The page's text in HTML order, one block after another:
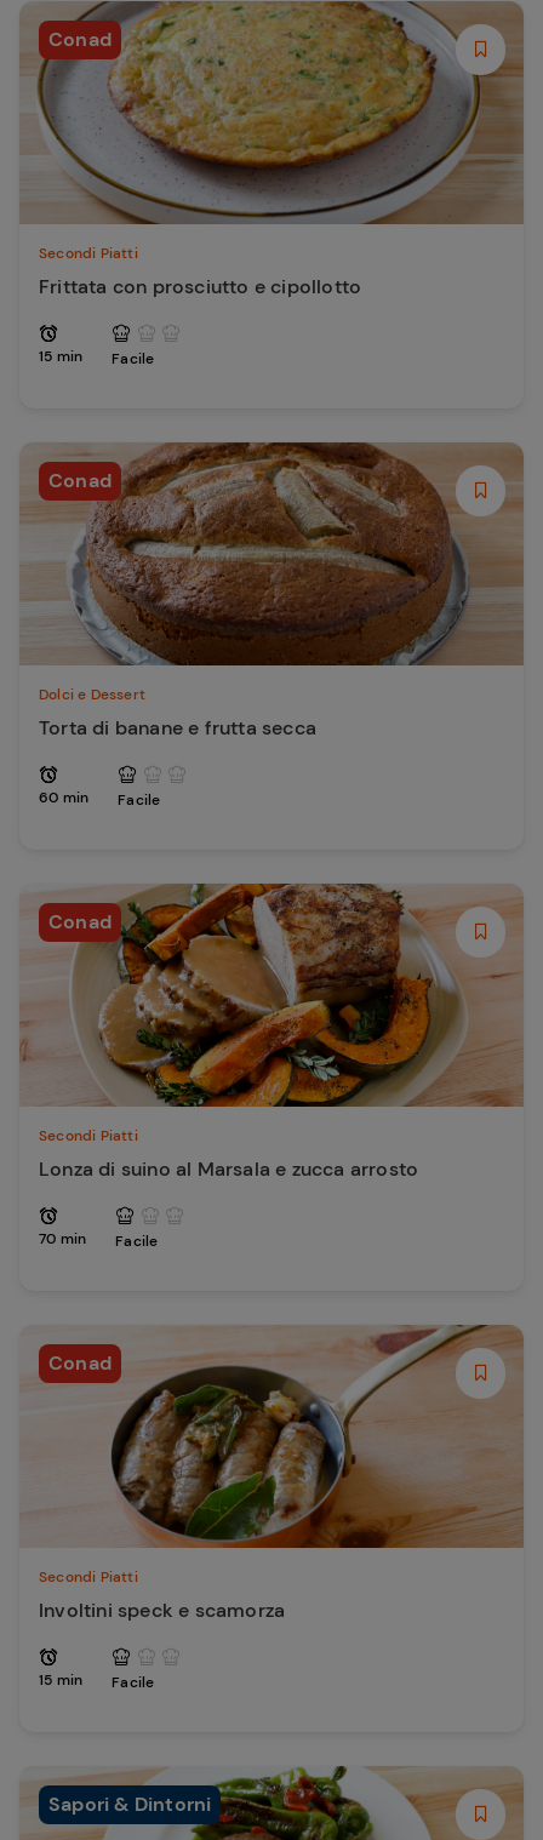
Conad
Secondi Piatti
Frittata con prosciutto e cipollotto
15 min Facile
Conad
Dolci e Dessert
Torta di banane e frutta secca
60 min Facile
Conad
Secondi Piatti
Lonza di suino al Marsala e zucca arrosto
70 min Facile
Conad
Secondi Piatti
Involtini speck e scamorza
15 min Facile
Sapori & Dintorni